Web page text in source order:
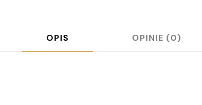
OPIS OPINIE (0)